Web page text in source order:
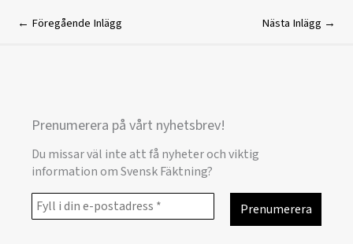
← Föregående Inlägg Nästa Inlägg →
Prenumerera på vårt nyhetsbrev!
Du missar väl inte att få nyheter och viktig
information om Svensk Fäktning?